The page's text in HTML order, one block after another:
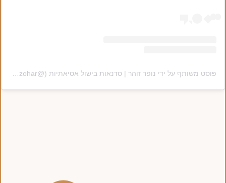
פוסט משותף על ידי ‏‎נופר זוהר | סדנאות בישול אסיאתיות‎‏ (@‏‎nofar_zohar‎‏)